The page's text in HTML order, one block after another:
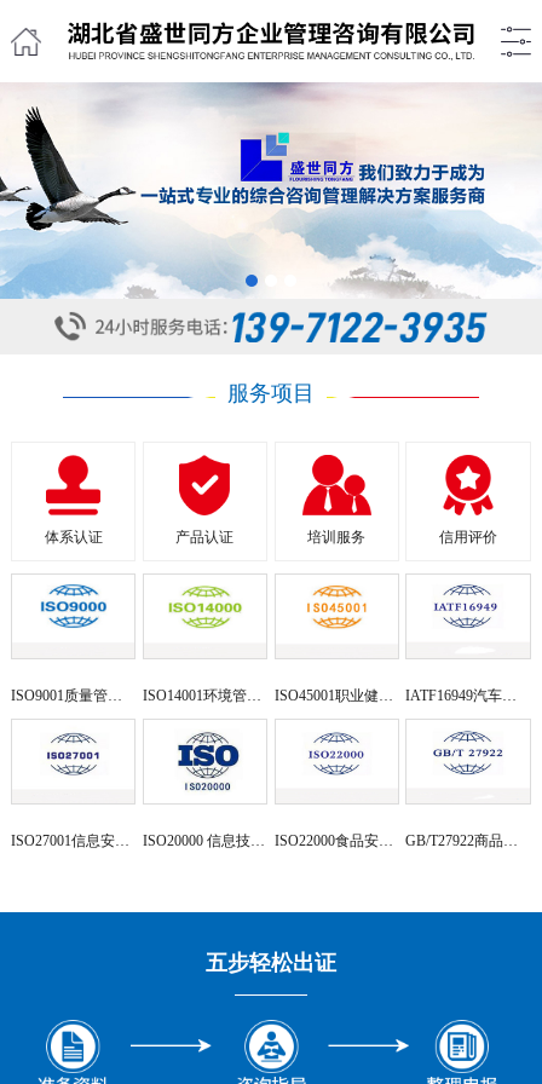
1
服务项目
体系认证 产品认证 培训服务 信用评价
ISO9001质量管理体系 ISO14001环境管理体系 ISO45001职业健康安全体系 IATF16949汽车行业管理体系
ISO27001信息安全管理体系 ISO20000 信息技术服务管理 ISO22000食品安全管理体系 GB/T27922商品售后服务评价
五步轻松出证